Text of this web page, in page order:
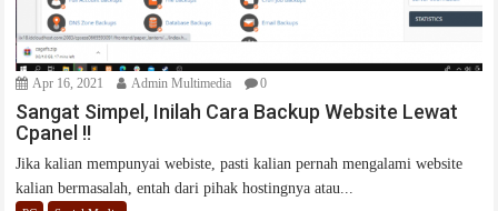
Apr 16, 2021 Admin Multimedia 0
Sangat Simpel, Inilah Cara Backup Website Lewat
Cpanel !!
Jika kalian mempunyai webiste, pasti kalian pernah mengalami website
kalian bermasalah, entah dari pihak hostingnya atau...